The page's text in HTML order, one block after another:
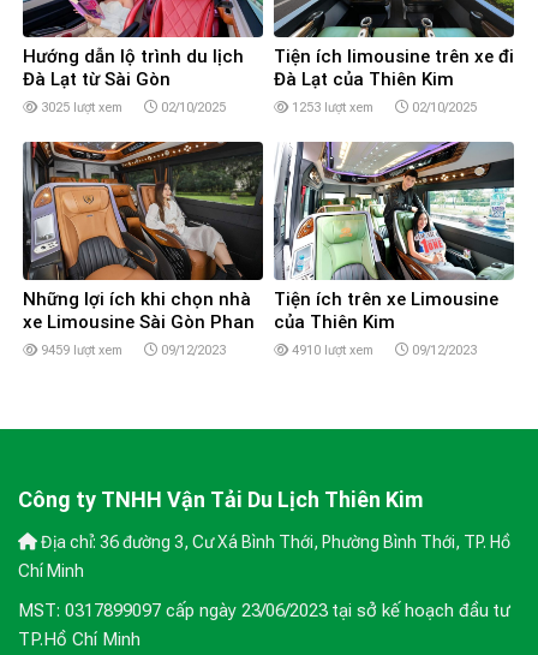
Hướng dẫn lộ trình du lịch
Đà Lạt từ Sài Gòn
3025 lượt xem 02/10/2025
Tiện ích limousine trên xe đi
Đà Lạt của Thiên Kim
1253 lượt xem 02/10/2025
Những lợi ích khi chọn nhà
xe Limousine Sài Gòn Phan
Thiết, Mũi Né
9459 lượt xem 09/12/2023
Tiện ích trên xe Limousine
của Thiên Kim
4910 lượt xem 09/12/2023
Công ty TNHH Vận Tải Du Lịch Thiên Kim
Địa chỉ: 36 đường 3, Cư Xá Bình Thới, Phường Bình Thới, TP. Hồ
Chí Minh
MST: 0317899097 cấp ngày 23/06/2023 tại sở kế hoạch đầu tư
TP.Hồ Chí Minh